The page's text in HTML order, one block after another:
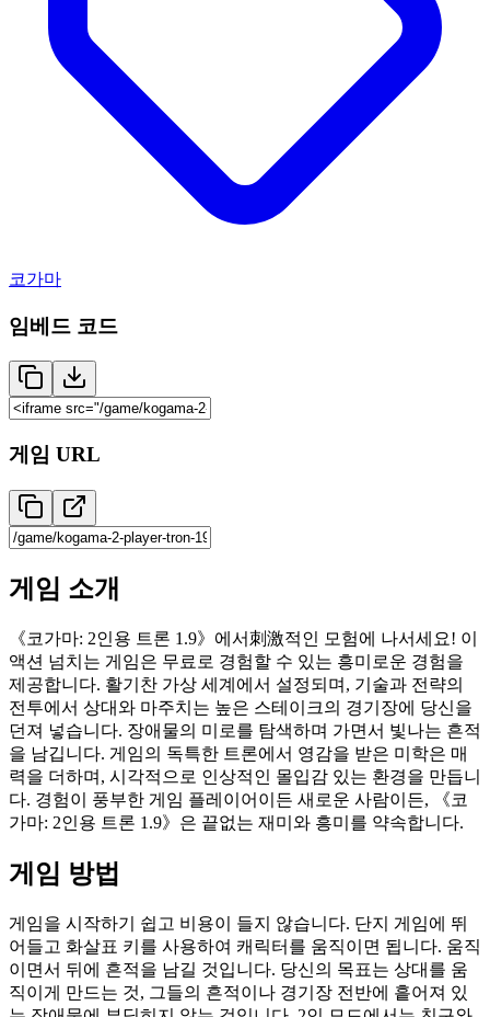
코가마
임베드 코드
게임 URL
게임 소개
《코가마: 2인용 트론 1.9》에서刺激적인 모험에 나서세요! 이
액션 넘치는 게임은 무료로 경험할 수 있는 흥미로운 경험을
제공합니다. 활기찬 가상 세계에서 설정되며, 기술과 전략의
전투에서 상대와 마주치는 높은 스테이크의 경기장에 당신을
던져 넣습니다. 장애물의 미로를 탐색하며 가면서 빛나는 흔적
을 남깁니다. 게임의 독특한 트론에서 영감을 받은 미학은 매
력을 더하며, 시각적으로 인상적인 몰입감 있는 환경을 만듭니
다. 경험이 풍부한 게임 플레이어이든 새로운 사람이든, 《코
가마: 2인용 트론 1.9》은 끝없는 재미와 흥미를 약속합니다.
게임 방법
게임을 시작하기 쉽고 비용이 들지 않습니다. 단지 게임에 뛰
어들고 화살표 키를 사용하여 캐릭터를 움직이면 됩니다. 움직
이면서 뒤에 흔적을 남길 것입니다. 당신의 목표는 상대를 움
직이게 만드는 것, 그들의 흔적이나 경기장 전반에 흩어져 있